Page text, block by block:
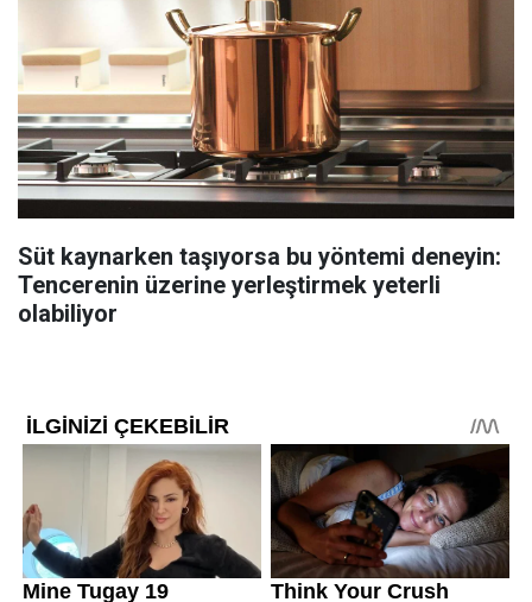
Süt kaynarken taşıyorsa bu yöntemi deneyin:
Tencerenin üzerine yerleştirmek yeterli
olabiliyor